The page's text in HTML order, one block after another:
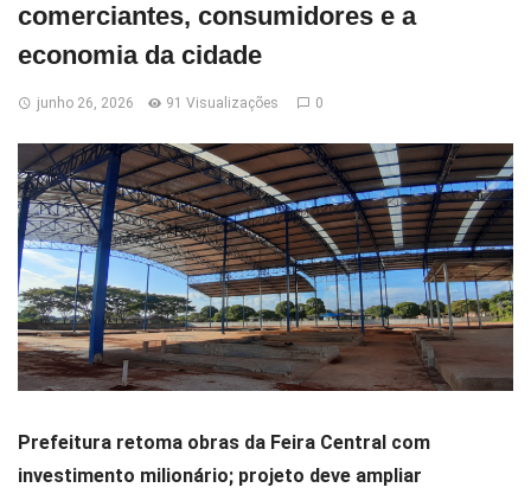
comerciantes, consumidores e a
economia da cidade
junho 26, 2026 91 Visualizações 0
Prefeitura retoma obras da Feira Central com
investimento milionário; projeto deve ampliar